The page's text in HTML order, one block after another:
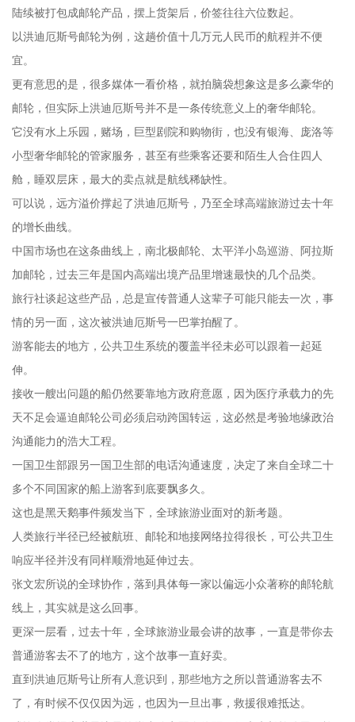
陆续被打包成邮轮产品，摆上货架后，价签往往六位数起。
以洪迪厄斯号邮轮为例，这趟价值十几万元人民币的航程并不便
宜。
更有意思的是，很多媒体一看价格，就拍脑袋想象这是多么豪华的
邮轮，但实际上洪迪厄斯号并不是一条传统意义上的奢华邮轮。
它没有水上乐园，赌场，巨型剧院和购物街，也没有银海、庞洛等
小型奢华邮轮的管家服务，甚至有些乘客还要和陌生人合住四人
舱，睡双层床，最大的卖点就是航线稀缺性。
可以说，远方溢价撑起了洪迪厄斯号，乃至全球高端旅游过去十年
的增长曲线。
中国市场也在这条曲线上，南北极邮轮、太平洋小岛巡游、阿拉斯
加邮轮，过去三年是国内高端出境产品里增速最快的几个品类。
旅行社谈起这些产品，总是宣传普通人这辈子可能只能去一次，事
情的另一面，这次被洪迪厄斯号一巴掌拍醒了。
游客能去的地方，公共卫生系统的覆盖半径未必可以跟着一起延
伸。
接收一艘出问题的船仍然要靠地方政府意愿，因为医疗承载力的先
天不足会逼迫邮轮公司必须启动跨国转运，这必然是考验地缘政治
沟通能力的浩大工程。
一国卫生部跟另一国卫生部的电话沟通速度，决定了来自全球二十
多个不同国家的船上游客到底要飘多久。
这也是黑天鹅事件频发当下，全球旅游业面对的新考题。
人类旅行半径已经被航班、邮轮和地接网络拉得很长，可公共卫生
响应半径并没有同样顺滑地延伸过去。
张文宏所说的全球协作，落到具体每一家以偏远小众著称的邮轮航
线上，其实就是这么回事。
更深一层看，过去十年，全球旅游业最会讲的故事，一直是带你去
普通游客去不了的地方，这个故事一直好卖。
直到洪迪厄斯号让所有人意识到，那些地方之所以普通游客去不
了，有时候不仅仅因为远，也因为一旦出事，救援很难抵达。